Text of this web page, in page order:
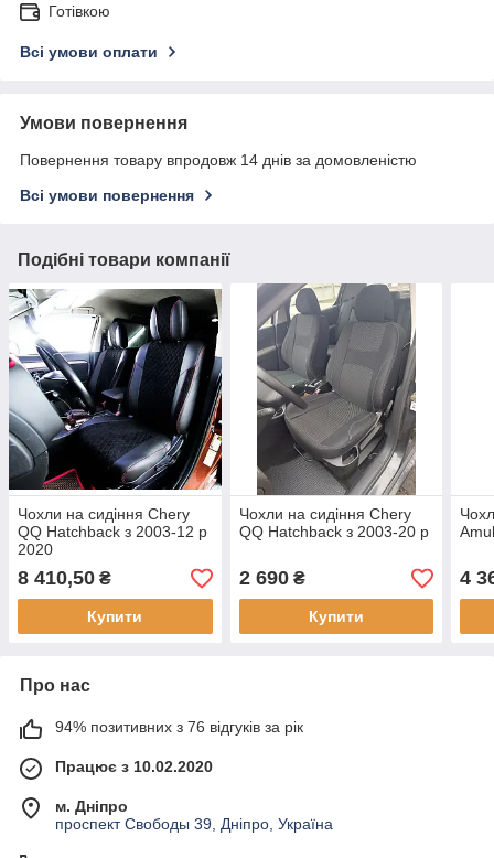
Готівкою
Всі умови оплати
Умови повернення
Повернення товару впродовж 14 днів за домовленістю
Всі умови повернення
Подібні товари компанії
Чохли на сидіння Chery
QQ Hatchback з 2003-12 р
2020
8 410,50 ₴
Купити
Чохли на сидіння Chery
QQ Hatchback з 2003-20 р
2 690₴
Купити
4
Про нас
94% позитивних з 76 відгуків за рік
Працює з 10.02.2020
м. Дніпро
проспект Свободы 39, Дніпро, Україна